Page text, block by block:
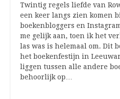
Twintig regels liefde van
een keer langs zien komen
boekenbloggers en
me gelijk aan, toen ik het
las was is helemaal om. Dit
het boekenfestijn in
liggen tussen alle andere
behoorlijk op…